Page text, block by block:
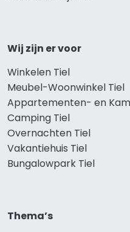
Wij zijn er voor
Winkelen Tiel
Meubel-Woonwinkel Tiel
Appartementen- en
Camping Tiel
Overnachten Tiel
Vakantiehuis Tiel
Bungalowpark Tiel
Thema’s